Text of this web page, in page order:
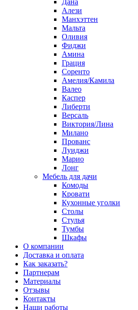
Дана
Алези
Манхэттен
Мальта
Оливия
Фиджи
Амина
Грация
Соренто
Амелия/Камила
Валео
Каспер
Либерти
Версаль
Виктория/Лина
Милано
Прованс
Луиджи
Марио
Лонг
Мебель для дачи
Комоды
Кровати
Кухонные уголки
Столы
Стулья
Тумбы
Шкафы
О компании
Доставка и оплата
Как заказать?
Партнерам
Материалы
Отзывы
Контакты
Наши работы